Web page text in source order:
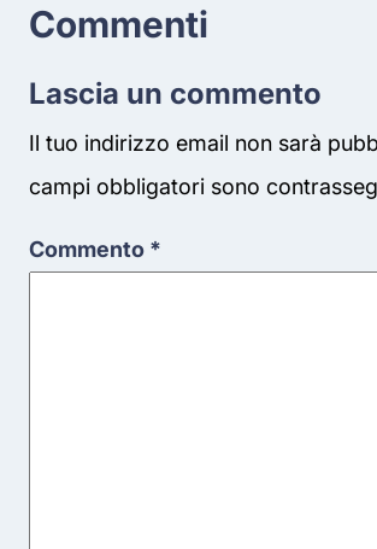
Commenti
Lascia un commento
Il tuo indirizzo email non sarà
campi obbligatori sono
Commento *